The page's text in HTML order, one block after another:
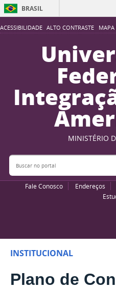
ACESSIBILIDADE ALTO CONTRASTE MAPA
BRASIL
MINISTÉRIO
Buscar no portal
Fale Conosco Endereços
INSTITUCIONAL
Plano de